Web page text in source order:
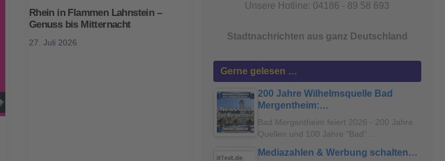
Rhein in Flammen Lahnstein –
Genuss bis Mitternacht
27. Juli 2026
Unsere Hotline: 04186 - 89 58 693
Stadtnachrichten aus ganz Deutschland
Gerne gelesen …
200 Jahre Wilhelmsquelle Bad
Mergentheim:…
Bad Mergentheim feiert 2026 - 200 Jahre
Quellen und 100 Jahre "Bad"…
Mediazahlen & Werbung schalten…